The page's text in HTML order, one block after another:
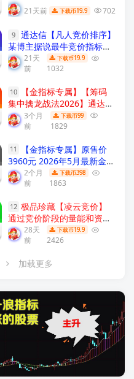
线低吸信号工具 通达信主图
附图选股全套指标!【实战指
标系列】
21天前 下载币19.9 702
9 通达信【凡人竞价排序】
某博主据说最牛竞价指标组
合 效果极佳 6个指标合共振
早盘竞价排序 副图源码
21天
前
下载币19.9
1032
10
【金指标专属】【筹码
集中擒龙战法2026】通达信
龙头战法主力筹码集中控盘
指标公式牛股启动中长线波
列】
3个月
前
下载币99
1829
11
【金指标专属】原售价
3960元 2026年5月最新金钻
【震荡突破】 捕捉创业板科
创板20厘米涨停启动点 回避
段，无未来函数 手机电脑端
适用！【金指标系列】
2个月
前
下载币398
1863
12 极品珍藏【凌云竞价】
通过竞价阶段的量能和资金
流向分析，捕捉开盘前主力
资金介入信号 识别短线强势
28天
前
下载币19.9
2426
加载更多